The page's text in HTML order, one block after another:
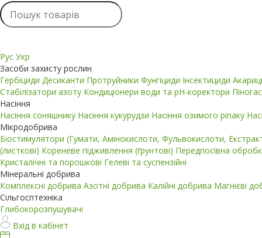
Рус Укр
Засоби захисту рослин
Гербіциди Десиканти Протруйники Фунгіциди Інсектициди
Стабілізатори азоту Кондиціонери води та pH-коректори
Насіння
Насіння соняшнику Насіння кукурудзи Насіння озимого ріпаку
Мікродобрива
Біостимулятори (Гумати, Амінокислоти, Фульвокислоти,
(листкові) Кореневе підживлення (ґрунтові) Передпосівна
Кристалічні та порошкові Гелеві та суспензійні
Мінеральні добрива
Комплексні добрива Азотні добрива Калійні добрива Магнієві
Сільгосптехніка
Глибокорозпушувачі
Вхід в кабінет